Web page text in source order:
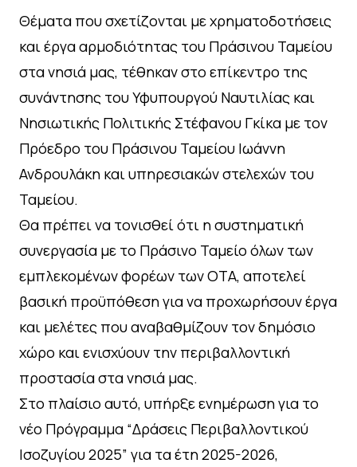
Θέματα που σχετίζονται με χρηματοδοτήσεις
και έργα αρμοδιότητας του Πράσινου Ταμείου
στα νησιά μας, τέθηκαν στο επίκεντρο της
συνάντησης του Υφυπουργού Ναυτιλίας και
Νησιωτικής Πολιτικής Στέφανου Γκίκα με τον
Πρόεδρο του Πράσινου Ταμείου Ιωάννη
Ανδρουλάκη και υπηρεσιακών στελεχών του
Ταμείου.
Θα πρέπει να τονισθεί ότι η συστηματική
συνεργασία με το Πράσινο Ταμείο όλων των
εμπλεκομένων φορέων των ΟΤΑ, αποτελεί
βασική προϋπόθεση για να προχωρήσουν έργα
και μελέτες που αναβαθμίζουν τον δημόσιο
χώρο και ενισχύουν την περιβαλλοντική
προστασία στα νησιά μας.
Στο πλαίσιο αυτό, υπήρξε ενημέρωση για το
νέο Πρόγραμμα “Δράσεις Περιβαλλοντικού
Ισοζυγίου 2025” για τα έτη 2025-2026,